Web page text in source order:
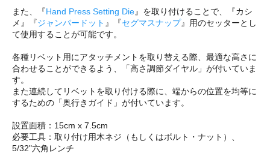
また、『Hand Press Setting Die』を取り付けることで、『カシ
メ』『ジャンパードット 』『セグマスナップ』用のセッターとし
て使用することが可能です。
各種リベット用にアタッチメントを取り替える際、最適な高さに
合わせることができるよう、「高さ調節ダイヤル」が付いていま
す。
また連続してリベットを取り付ける際に、端からの位置を均等に
するための「奥行きガイド」が付いています。
設置面積：15cm x 7.5cm
必要工具：取り付け用木ネジ（もしくはボルト・ナット）、
5/32"六角レンチ